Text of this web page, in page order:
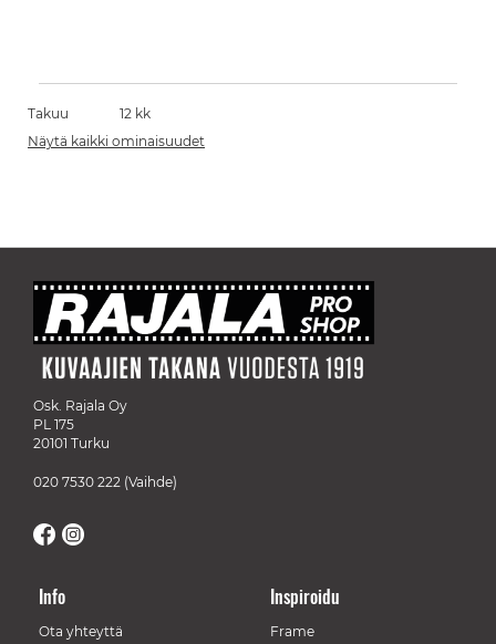
Takuu
12 kk
Näytä kaikki ominaisuudet
Osk. Rajala Oy
PL 175
20101 Turku
020 7530 222 (Vaihde)
Info
Ota yhteyttä
Inspiroidu
Frame